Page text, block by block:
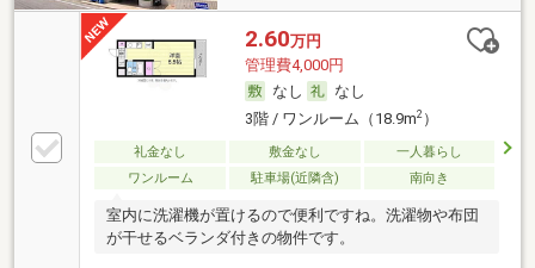
2.60万円
管理費4,000円
なし
なし
3階 / ワンルーム（18.9m2）
礼金なし 敷金なし
一人暮らし
ワンルーム
駐車場(近隣含) 南向き
室内に洗濯機が置けるので便利ですね。洗濯物や布団
が干せるベランダ付きの物件です。